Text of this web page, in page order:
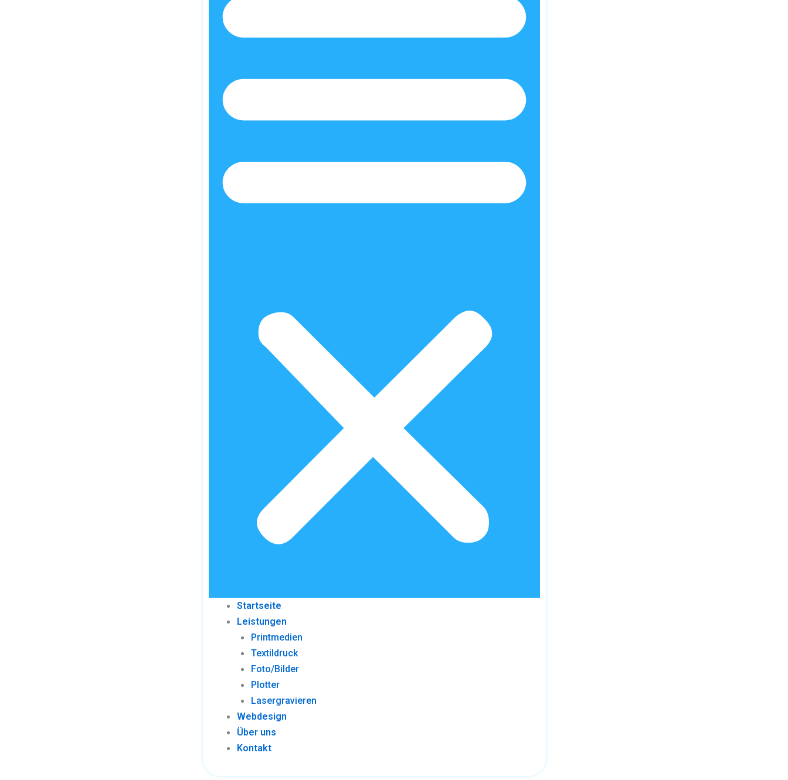
Startseite
Leistungen
Printmedien
Textildruck
Foto/Bilder
Plotter
Lasergravieren
Webdesign
Über uns
Kontakt